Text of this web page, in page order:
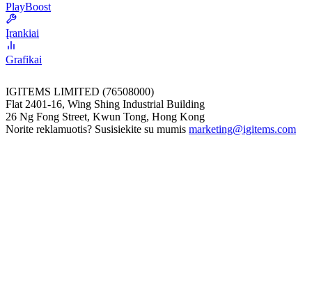
PlayBoost
Įrankiai
Grafikai
IGITEMS LIMITED (76508000)
Flat 2401-16, Wing Shing Industrial Building
26 Ng Fong Street, Kwun Tong, Hong Kong
Norite reklamuotis? Susisiekite su mumis marketing@igitems.com